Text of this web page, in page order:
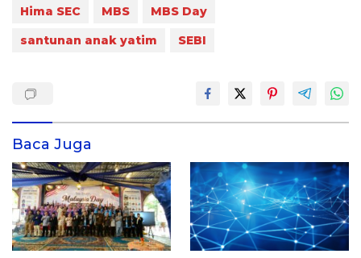
Hima SEC MBS
MBS Day
santunan anak yatim
SEBI
Baca Juga